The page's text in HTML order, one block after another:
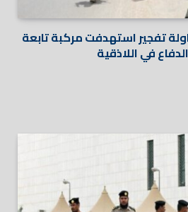
تفجير استهدفت مركبة تابعة
في اللاذقية